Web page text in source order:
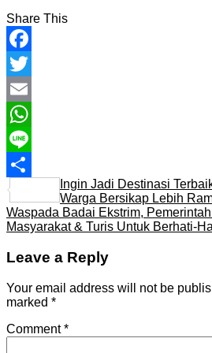
Share This
Facebook
Twitter
Email
WhatsApp
Line
Share
Ingin Jadi Destinasi
Warga Bersikap Lebih
Waspada Badai Ekstrim,
Masyarakat & Turis Untuk Berhati-
Leave a Reply
Your email address will not be
marked *
Comment*